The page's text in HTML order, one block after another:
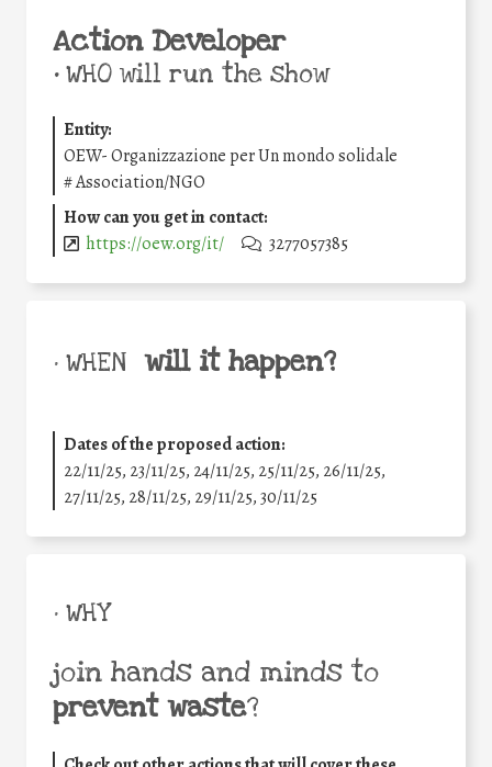
Action Developer
•WHO will run the show
Entity:
OEW- Organizzazione per Un mondo solidale
#Association/NGO
How can you get in contact:
https://oew.org/it/
3277057385
• WHEN will it happen?
Dates of the proposed action:
22/11/25, 23/11/25, 24/11/25, 25/11/25, 26/11/25,
27/11/25, 28/11/25, 29/11/25,30/11/25
• WHY
join hands and minds to
prevent waste?